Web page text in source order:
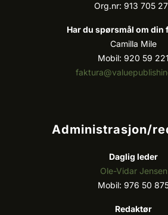
Org.nr: 913 705
Har du spørsmål om din
Camilla Mile
Mobil: 920 59 221
Administrasjon/
Daglig leder
Ole-Vidar Jensen
Mobil: 976 50
Redaktør